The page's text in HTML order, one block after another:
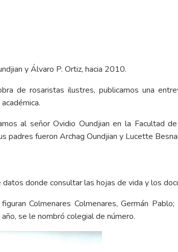
y Álvaro P. Ortiz, hacia 2010.
de rosaristas ilustres, publicamos una
al señor Ovidio Oundjian en la Facultad
padres fueron Archag Oundjian y Lucette
donde consultar las hojas de vida y los
Colmenares Colmenares, Germán
se le nombró colegial de número.